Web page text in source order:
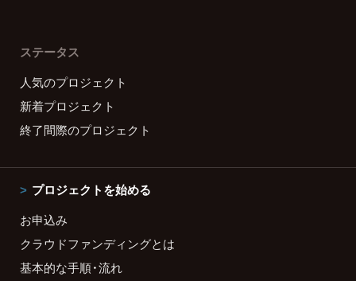
ステータス
人気のプロジェクト
新着プロジェクト
終了間際のプロジェクト
プロジェクトを始める
お申込み
クラウドファンディングとは
基本的な手順・流れ